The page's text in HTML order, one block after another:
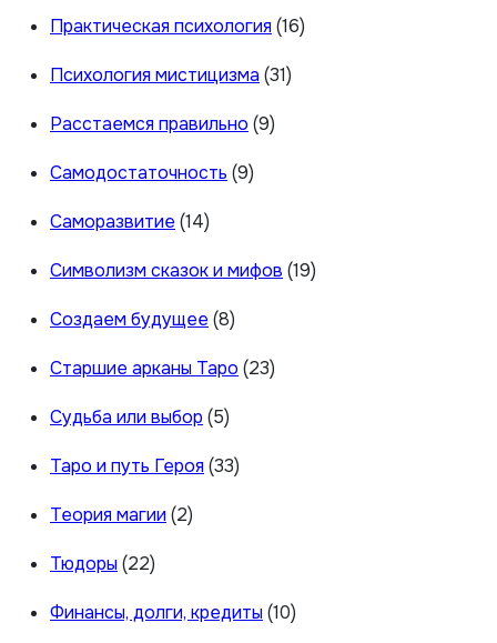
Практическая психология (16)
Психология мистицизма (31)
Расстаемся правильно (9)
Самодостаточность (9)
Саморазвитие (14)
Символизм сказок и мифов (19)
Создаем будущее (8)
Старшие арканы Таро (23)
Судьба или выбор (5)
Таро и путь Героя (33)
Теория магии (2)
Тюдоры (22)
Финансы, долги, кредиты (10)